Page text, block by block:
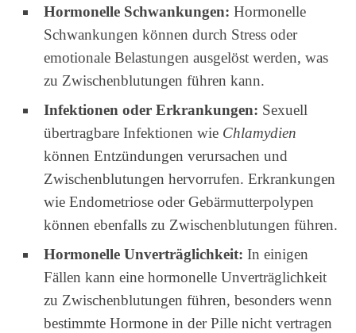
Hormonelle Schwankungen: Hormonelle
Schwankungen können durch Stress oder
emotionale Belastungen ausgelöst werden, was
zu Zwischenblutungen führen kann.
Infektionen oder Erkrankungen: Sexuell
übertragbare Infektionen wie Chlamydien
können Entzündungen verursachen und
Zwischenblutungen hervorrufen. Erkrankungen
wie Endometriose oder Gebärmutterpolypen
können ebenfalls zu Zwischenblutungen führen.
Hormonelle Unverträglichkeit: In einigen
Fällen kann eine hormonelle Unverträglichkeit
zu Zwischenblutungen führen, besonders wenn
bestimmte Hormone in der Pille nicht vertragen